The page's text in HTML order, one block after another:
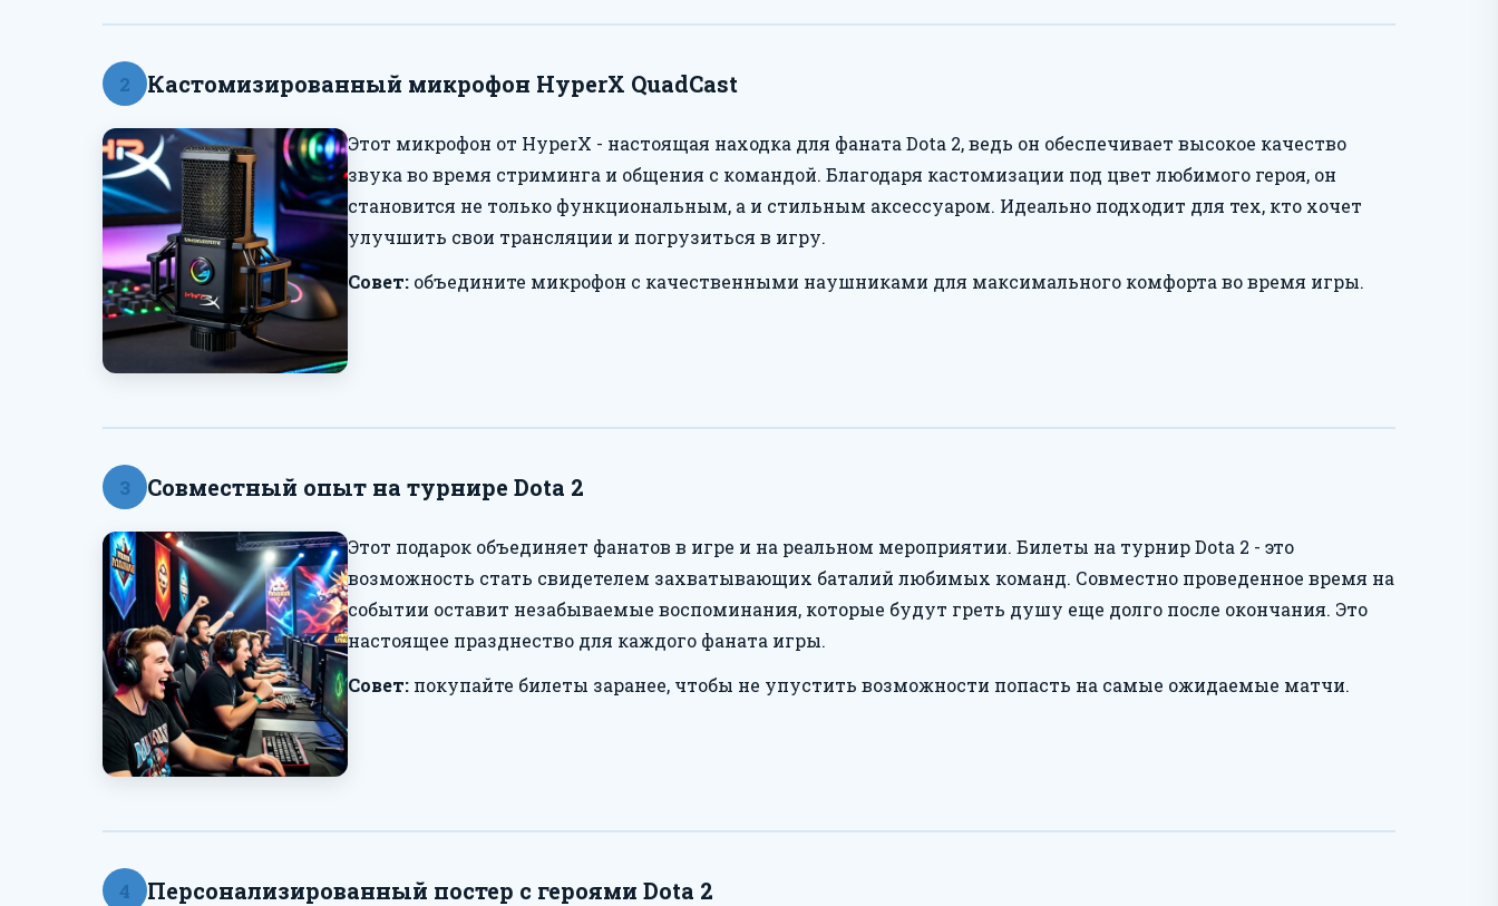
2 Кастомизированный микрофон HyperX QuadCast
Этот микрофон от HyperX - настоящая находка для фаната Dota 2, ведь он обеспечивает высокое качество
звука во время стриминга и общения с командой. Благодаря кастомизации под цвет любимого героя, он
становится не только функциональным, а и стильным аксессуаром. Идеально подходит для тех, кто хочет
улучшить свои трансляции и погрузиться в игру.
Совет: объедините микрофон с качественными наушниками для максимального комфорта во время игры.
3 Совместный опыт на турнире Dota 2
Этот подарок объединяет фанатов в игре и на реальном мероприятии. Билеты на турнир Dota 2 - это
возможность стать свидетелем захватывающих баталий любимых команд. Совместно проведенное время на
событии оставит незабываемые воспоминания, которые будут греть душу еще долго после окончания. Это
настоящее празднество для каждого фаната игры.
Совет: покупайте билеты заранее, чтобы не упустить возможности попасть на самые ожидаемые матчи.
4 Персонализированный постер с героями Dota 2